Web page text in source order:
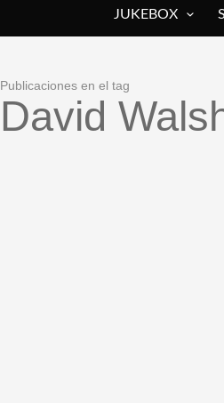
JUKEBOX
Publicaciones en el tag
David